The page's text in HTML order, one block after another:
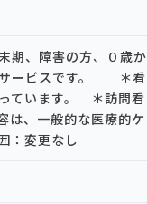
期、障害の方、０歳か
サービスです。 ＊看
ています。 ＊訪問看
は、一般的な医療的ケ
：変更なし